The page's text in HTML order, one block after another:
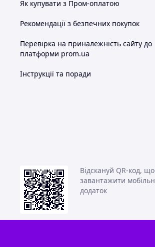
Як купувати з Пром-оплатою
Рекомендації з безпечних покупок
Перевірка на приналежність сайту до
платформи prom.ua
Інструкції та поради
Відскануй QR-код,
завантажити
додаток